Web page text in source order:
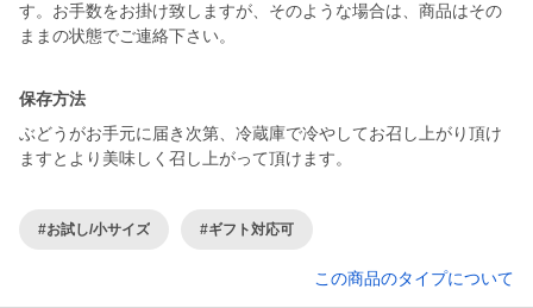
す。お手数をお掛け致しますが、そのような場合は、商品はその
ままの状態でご連絡下さい。
保存方法
ぶどうがお手元に届き次第、冷蔵庫で冷やしてお召し上がり頂け
ますとより美味しく召し上がって頂けます。
#お試し/小サイズ #ギフト対応可
この商品のタイプについて